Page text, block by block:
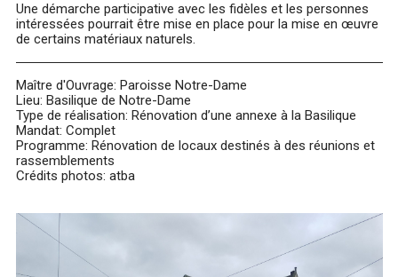
Une démarche participative avec les fidèles et les personnes
intéressées pourrait être mise en place pour la mise en œuvre
de certains matériaux naturels.
Maître d'Ouvrage: Paroisse Notre-Dame
Lieu: Basilique de Notre-Dame
Type de réalisation: Rénovation d’une annexe à la Basilique
Mandat: Complet
Programme: Rénovation de locaux destinés à des réunions et
rassemblements
Crédits photos: atba